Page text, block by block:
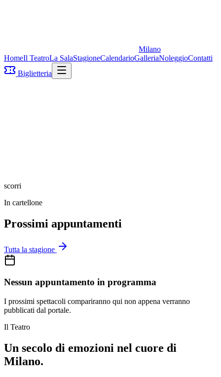
Milano
HomeIl TeatroLa SalaStagioneCalendarioGalleriaNoleggioContatti
Biglietteria
scorri
In cartellone
Prossimi appuntamenti
Tutta la stagione
Nessun appuntamento in programma
I prossimi spettacoli compariranno qui non appena verranno
pubblicati dal portale.
Il Teatro
Un secolo di emozioni nel cuore di
Milano.